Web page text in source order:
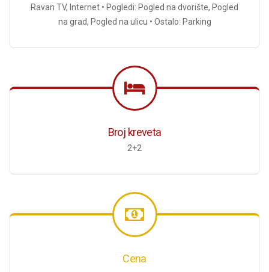
Ravan TV, Internet • Pogledi: Pogled na dvorište, Pogled
na grad, Pogled na ulicu • Ostalo: Parking
Broj kreveta
2+2
Cena